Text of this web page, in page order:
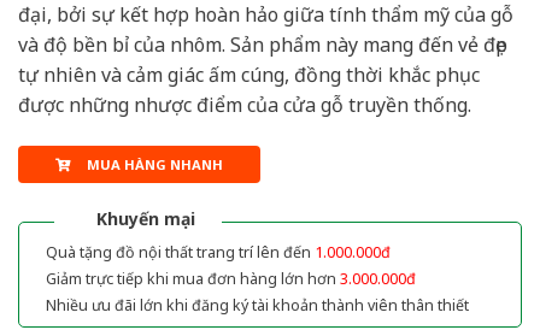
đại, bởi sự kết hợp hoàn hảo giữa tính thẩm mỹ của gỗ
và độ bền bỉ của nhôm. Sản phẩm này mang đến vẻ đẹp
tự nhiên và cảm giác ấm cúng, đồng thời khắc phục
được những nhược điểm của cửa gỗ truyền thống.
MUA HÀNG NHANH
Khuyến mại
Quà tặng đồ nội thất trang trí lên đến 1.000.000đ
Giảm trực tiếp khi mua đơn hàng lớn hơn 3.000.000đ
Nhiều ưu đãi lớn khi đăng ký tài khoản thành viên thân thiết